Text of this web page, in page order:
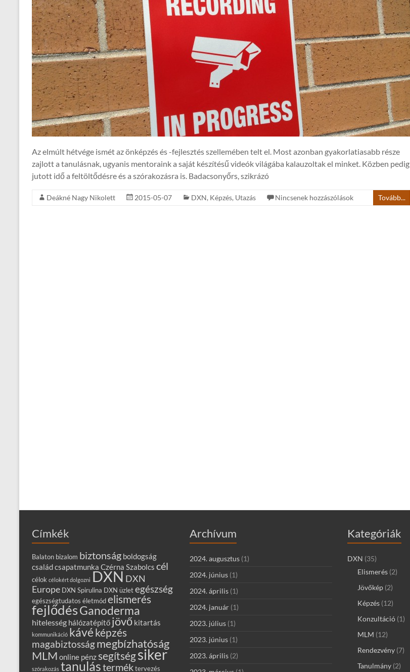
Az elmúlt hétvége ismét az önképzés és -fejlesztés szellemében telt el. Most azonban gyakorlatiasabb része
zajlott a tanulásnak, ugyanis mentoraink a saját készítésű videók világába kalauzoltak el minket. Közben pedig
jutott idő a feltöltődésre és a szórakozásra is. Badacsonyőrs, szikrázó
Deákné Nagy Nikolett 2015-05-07 DXN, Képzés, Utazás Nincsenek hozzászólások Tovább...
Címkék
Balaton bizalom biztonság boldogság
családcsapatmunka Czérna Szabolcs cél
célok célokért dolgozni DXN DXN
Europe DXN Spirulina DXN üzletegészség
egészségtudatos életmódelismerés
fejlődésGanoderma
hitelesség hálózatépítő jövő kitartás
kommunikáció kávé képzés
magabiztosságmegbízhatóság
MLM online pénz segítségsiker
szórakozás tanulásterméktervezés
Archívum
2024. augusztus (1)
2024. június (1)
2024. április (1)
2024. január (1)
2023. július (1)
2023. június (1)
2023. április (2)
Kategóriák
DXN (35)
Elismerés (2)
Jövőkép (2)
Képzés (12)
Konzultáció (1)
MLM (12)
Rendezvény (7)
Tanulmány (2)